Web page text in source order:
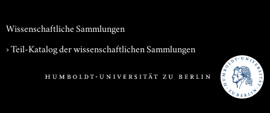
Wissenschaftliche Sammlungen
› Teil-Katalog der wissenschaftlichen Sammlungen